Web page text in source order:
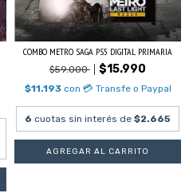
COMBO METRO SAGA PS5 DIGITAL PRIMARIA
$59.000 $15.990
$11.193 con 💳 Transfe o Paypal
6 cuotas sin interés de $2.665